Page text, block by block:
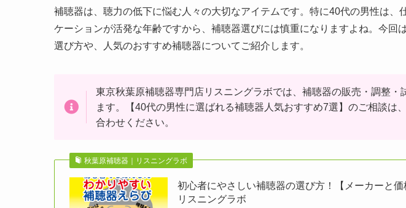
補聴器は、聴力の低下に悩む人々の大切なアイテムです。特に40代の男性は、
ケーションが活発な年齢ですから、補聴器選びには慎重になりますよね。今回
選び方や、人気のおすすめ補聴器についてご紹介します。
東京秋葉原補聴器専門店リスニングラボでは、補聴器の販売・調整・
ます。【40代の男性に選ばれる補聴器人気おすすめ7選】のご相談は
合わせください。
秋葉原補聴器｜リスニングラボ
初心者にやさしい補聴器の選び方！【メーカーと価
リスニングラボ